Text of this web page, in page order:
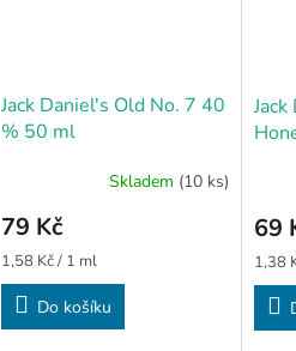
Jack Daniel's Old No. 7 40
% 50 ml
Skladem (10 ks)
79 Kč
Měrná
cena:
1,58 Kč / 1 ml
Do košíku
69
Měrná
cena:
1,38